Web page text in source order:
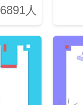
6891人